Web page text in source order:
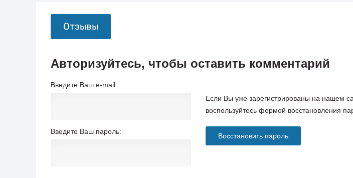
Отзывы
Авторизуйтесь, чтобы оставить комментарий
Введите Ваш e-mail:
Введите Ваш пароль:
Если Вы уже зарегистрированы на нашем
воспользуйтесь формой восстановления
Восстановить пароль